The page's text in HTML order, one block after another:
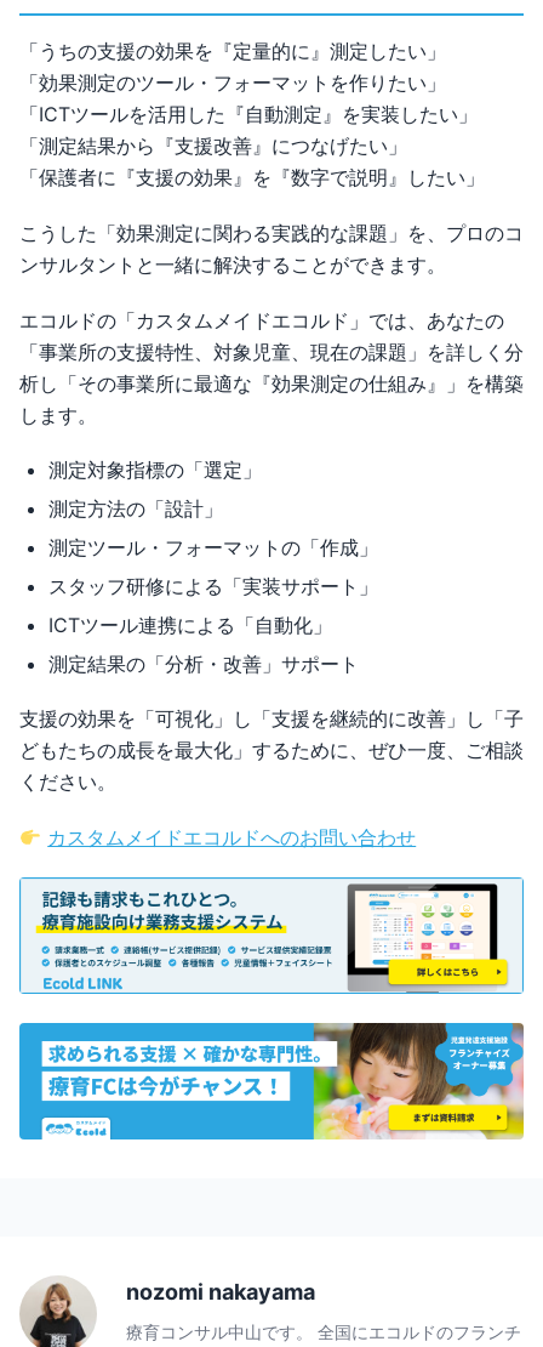
「うちの支援の効果を『定量的に』測定したい」
「効果測定のツール・フォーマットを作りたい」
「ICTツールを活用した『自動測定』を実装したい」
「測定結果から『支援改善』につなげたい」
「保護者に『支援の効果』を『数字で説明』したい」
こうした「効果測定に関わる実践的な課題」を、プロのコ
ンサルタントと一緒に解決することができます。
エコルドの「カスタムメイドエコルド」では、あなたの
「事業所の支援特性、対象児童、現在の課題」を詳しく分
析し「その事業所に最適な『効果測定の仕組み』」を構築
します。
測定対象指標の「選定」
測定方法の「設計」
測定ツール・フォーマットの「作成」
スタッフ研修による「実装サポート」
ICTツール連携による「自動化」
測定結果の「分析・改善」サポート
支援の効果を「可視化」し「支援を継続的に改善」し「子
どもたちの成長を最大化」するために、ぜひ一度、ご相談
ください。
カスタムメイドエコルドへのお問い合わせ
nozomi nakayama
療育コンサル中山です。 全国にエコルドのフランチ